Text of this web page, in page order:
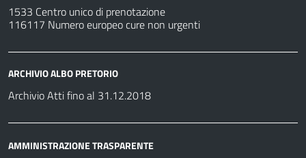
1533 Centro unico di prenotazione
116117 Numero europeo cure non urgenti
ARCHIVIO ALBO PRETORIO
Archivio Atti fino al 31.12.2018
AMMINISTRAZIONE TRASPARENTE